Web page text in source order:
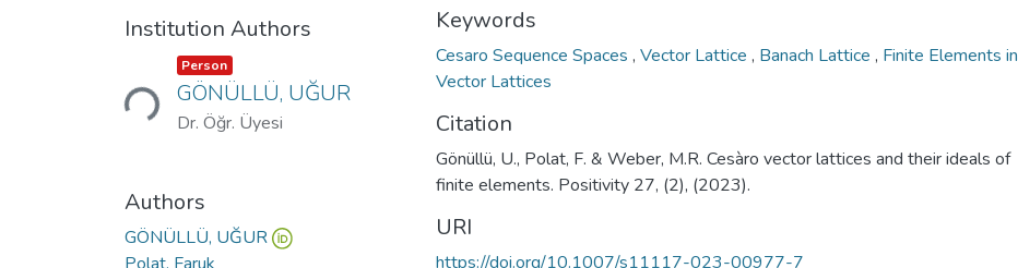
Institution Authors
Loading... Item type:
Person ,
GÖNÜLLÜ, UĞUR
Dr. Öğr. Üyesi
Authors
GÖNÜLLÜ, UĞUR
Keywords
Cesaro Sequence Spaces , Vector Lattice , Banach Lattice , Finite Elements in
Vector Lattices
Citation
Gönüllü, U., Polat, F. & Weber, M.R. Cesàro vector lattices and their ideals of
finite elements. Positivity 27, (2), (2023).
URI
https://doi.org/10.1007/s11117-023-00977-7